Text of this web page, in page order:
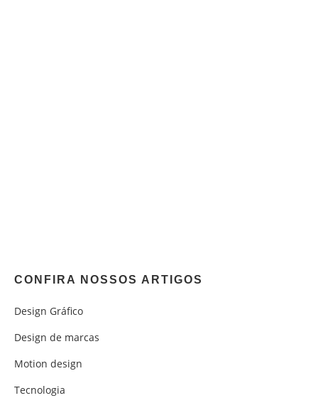
CONFIRA NOSSOS ARTIGOS
Design Gráfico
Design de marcas
Motion design
Tecnologia